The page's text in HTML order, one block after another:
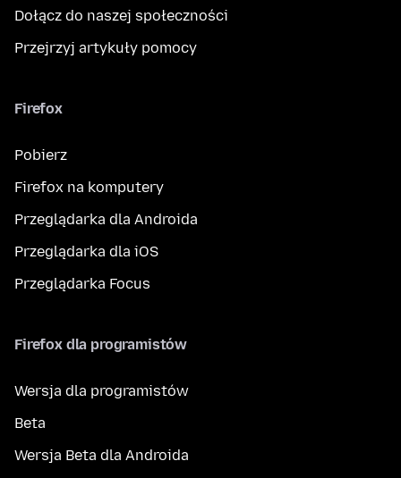
Dołącz do naszej społeczności
Przejrzyj artykuły pomocy
Firefox
Pobierz
Firefox na komputery
Przeglądarka dla Androida
Przeglądarka dla iOS
Przeglądarka Focus
Firefox dla programistów
Wersja dla programistów
Beta
Wersja Beta dla Androida